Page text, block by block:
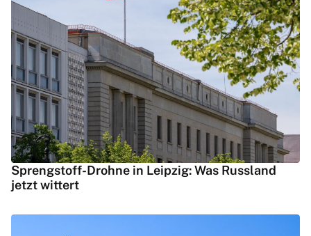
Sprengstoff-Drohne in Leipzig: Was Russland
jetzt wittert